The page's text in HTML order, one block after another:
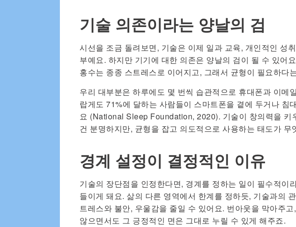
기술 의존이라는 양날의 검
시선을 조금 돌려보면, 기술은 이제 일과 교육, 개인적인 성
부예요. 하지만 기기에 대한 의존은 양날의 검이 될 수 있어
홍수는 종종 스트레스로 이어지고, 그래서 균형이 필요하다
우리 대부분은 하루에도 몇 번씩 습관적으로 휴대폰과 이메
랍게도 71%에 달하는 사람들이 스마트폰을 곁에 두거나 침
요 (National Sleep Foundation, 2020). 기술이 창의력을 키
건 분명하지만, 균형을 잡고 의도적으로 사용하는 태도가 무
경계 설정이 결정적인 이유
기술의 장단점을 인정한다면, 경계를 정하는 일이 필수적이
들이게 돼요. 삶의 다른 영역에서 한계를 정하듯, 기술과의
트레스와 불안, 우울감을 줄일 수 있어요. 번아웃을 막아주
않으면서도 그 긍정적인 면은 그대로 누릴 수 있게 해주죠.